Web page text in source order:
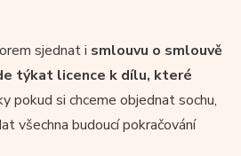
sjednat i smlouvu o smlouvě
týkat licence k dílu, které
pokud si chceme objednat sochu,
všechna budoucí pokračování